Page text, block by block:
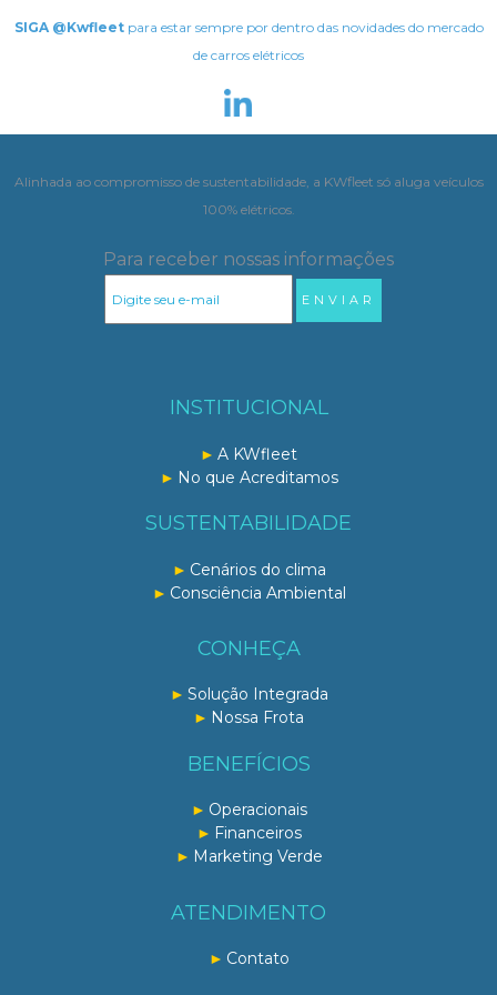
SIGA @Kwfleetpara estar sempre por dentro das novidades do mercado
de carros elétricos
Alinhada ao compromisso de sustentabilidade, a KWfleet só aluga veículos
100% elétricos.
Para receber nossas informações
INSTITUCIONAL
A KWfleet
No que Acreditamos
SUSTENTABILIDADE
Cenários do clima
Consciência Ambiental
CONHEÇA
Solução Integrada
Nossa Frota
BENEFÍCIOS
Operacionais
Financeiros
Marketing Verde
ATENDIMENTO
Contato